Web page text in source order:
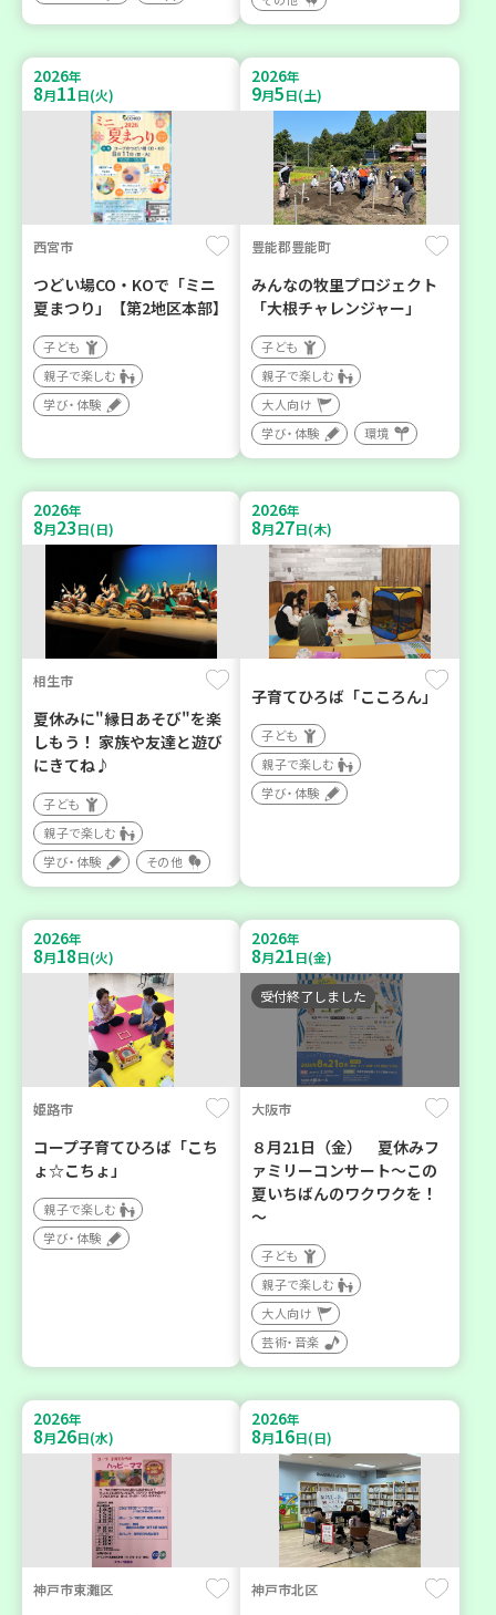
2026年
8月11日(火)
西宮市
つどい場CO・KOで「ミニ
夏まつり」【第2地区本部】
子ども
親子で楽しむ
学び・体験
2026年
9月5日(土)
豊能郡豊能町
みんなの牧里プロジェクト
「大根チャレンジャー」
子ども
親子で楽しむ
大人向け
学び・体験
環境
2026年
8月23日(日)
相生市
夏休みに"縁日あそび"を楽
しもう！ 家族や友達と遊び
にきてね♪
子ども
親子で楽しむ
学び・体験
その他
2026年
8月27日(木)
子育てひろば「こころん」
子ども
親子で楽しむ
学び・体験
2026年
8月18日(火)
姫路市
コープ子育てひろば「こち
ょ☆こちょ」
親子で楽しむ
学び・体験
2026年
8月21日(金)
受付終了しました
大阪市
８月21日（金） 夏休みフ
ァミリーコンサート～この
夏いちばんのワクワクを！
～
子ども
親子で楽しむ
大人向け
芸術・音楽
2026年
8月26日(水)
神戸市東灘区
2026年
8月16日(日)
神戸市北区